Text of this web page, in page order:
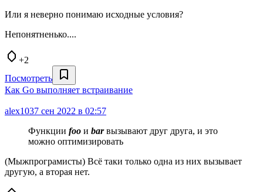
Или я неверно понимаю исходные условия?
Непонятненько....
+2
Посмотреть
Как Go выполняет встраивание
alex1037 сен 2022 в 02:57
Функции foo и barвызывают друг друга, и это
можно оптимизировать
(Мыжпрограмисты) Всё таки только одна из них вызывает
другую, а вторая нет.